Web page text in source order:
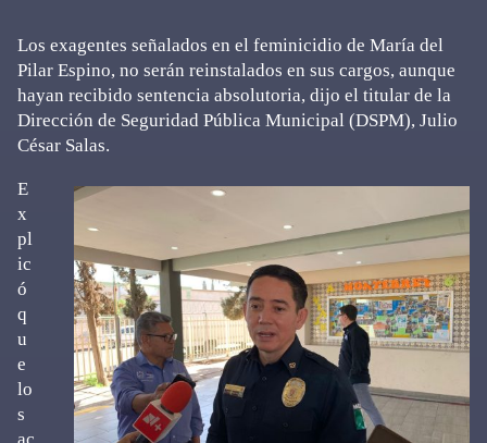
Los exagentes señalados en el feminicidio de María del
Pilar Espino, no serán reinstalados en sus cargos, aunque
hayan recibido sentencia absolutoria, dijo el titular de la
Dirección de Seguridad Pública Municipal (DSPM), Julio
César Salas.
E
x
pl
ic
ó
q
u
e
lo
s